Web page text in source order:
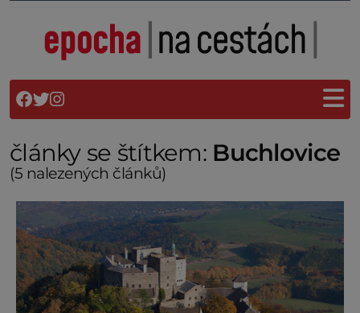
články se štítkem: Buchlovice
(5 nalezených článků)